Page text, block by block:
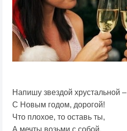
Напишу звездой хрустальной –
С Новым годом, дорогой!
Что плохое, то оставь ты,
А мечты возьми с собой.